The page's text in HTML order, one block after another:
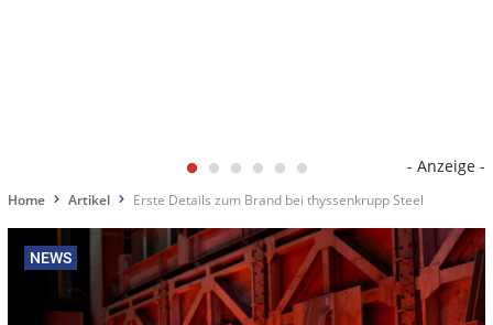
- Anzeige -
Home Artikel Erste Details zum Brand bei thyssenkrupp Steel
NEWS